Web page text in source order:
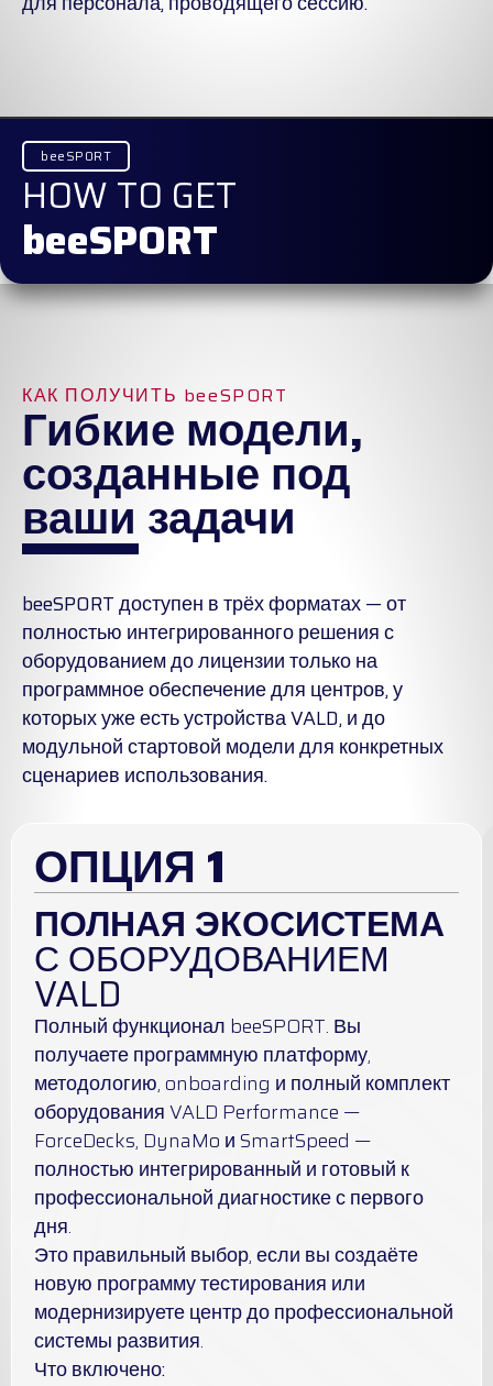
beeSPORT
HOW TO GET
beeSPORT
КАК ПОЛУЧИТЬ beeSPORT
Гибкие модели,
созданные под
ваши задачи
beeSPORT доступен в трёх форматах — от
полностью интегрированного решения с
оборудованием до лицензии только на
программное обеспечение для центров, у
которых уже есть устройства VALD, и до
модульной стартовой модели для конкретных
сценариев использования.
ОПЦИЯ 1
ПОЛНАЯ ЭКОСИСТЕМА
С ОБОРУДОВАНИЕМ
VALD
Полный функционал beeSPORT. Вы
получаете программную платформу,
методологию, onboarding и полный комплект
оборудования VALD Performance —
ForceDecks, DynaMo и SmartSpeed —
полностью интегрированный и готовый к
профессиональной диагностике с первого
дня.
Это правильный выбор, если вы создаёте
новую программу тестирования или
модернизируете центр до профессиональной
системы развития.
Что включено: